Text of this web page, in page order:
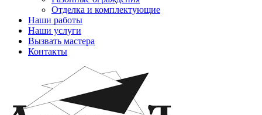
Отделка и комплектующие
Наши работы
Наши услуги
Вызвать мастера
Контакты